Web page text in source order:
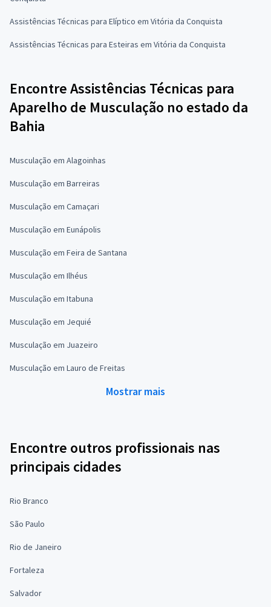
Assistências Técnicas para Elíptico em Vitória da Conquista
Assistências Técnicas para Esteiras em Vitória da Conquista
Encontre Assistências Técnicas para
Aparelho de Musculação no estado da
Bahia
Musculação em Alagoinhas
Musculação em Barreiras
Musculação em Camaçari
Musculação em Eunápolis
Musculação em Feira de Santana
Musculação em Ilhéus
Musculação em Itabuna
Musculação em Jequié
Musculação em Juazeiro
Musculação em Lauro de Freitas
Mostrar mais
Encontre outros profissionais nas
principais cidades
Rio Branco
São Paulo
Rio de Janeiro
Fortaleza
Salvador